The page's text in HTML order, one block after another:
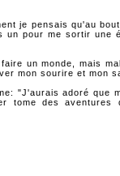
je pensais qu'au
un pour me sortir une
un monde, mais
mon sourire et mon
"J'aurais adoré que
tome des